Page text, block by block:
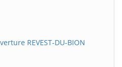
REVEST-DU-BION